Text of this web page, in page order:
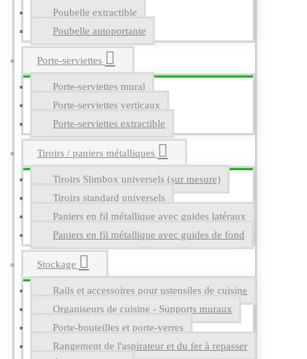
Poubelle extractible
Poubelle autoportante
Porte-serviettes
Porte-serviettes mural
Porte-serviettes verticaux
Porte-serviettes extractible
Tiroirs / paniers métalliques
Tiroirs Slimbox universels (sur mesure)
Tiroirs standard universels
Paniers en fil métallique avec guides latéraux
Paniers en fil métallique avec guides de fond
Stockage
Rails et accessoires pour ustensiles de cuisine
Organiseurs de cuisine - Supports muraux
Porte-bouteilles et porte-verres
Rangement de l'aspirateur et du fer à repasser